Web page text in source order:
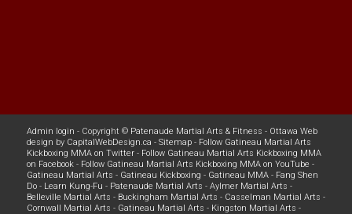
Admin login - Copyright © Patenaude Martial Arts & Fitness - Ottawa Web
design by CapitalWebDesign.ca - Sitemap- Follow Gatineau Martial Arts
Kickboxing MMA on Twitter- Follow Gatineau Martial Arts Kickboxing MMA
on Facebook- Follow Gatineau Martial Arts Kickboxing MMA on YouTube -
Gatineau Martial Arts - Gatineau Kickboxing - Gatineau MMA- Fang Shen
Do- Learn Kung-Fu - Patenaude Martial Arts - Aylmer Martial Arts -
Belleville Martial Arts - Buckingham Martial Arts - Casselman Martial Arts -
Cornwall Martial Arts - Gatineau Martial Arts - Kingston Martial Arts -